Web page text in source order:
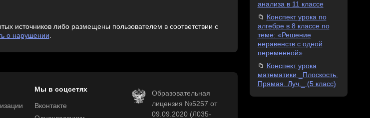
источников либо размещены пользователем в соответствии с
о нарушении.
Мы в соцсетях
Вконтакте
Образовательная
лицензия №5257 от
09.09.2020 (Л035-
анализа в 11 классе
Конспект урока по
алгебре в 8 классе по
теме: «Решение
неравенств с одной
переменной»
Конспект урока
математики _Плоскость.
Прямая. Луч._ (5 класс)